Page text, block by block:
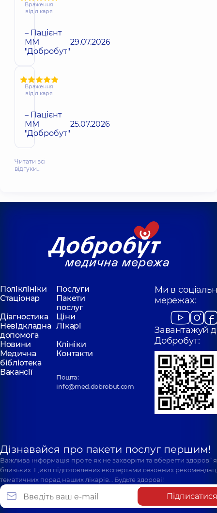
Враження
від лікаря
– Пацієнт
ММ
"Добробут"
29.07.2026
Враження
від лікаря
– Пацієнт
ММ
"Добробут"
25.07.2026
Читати всі
відгуки…
Поліклініки
Послуги
Стаціонар
Пакети
послуг
Діагностика
Ціни
Невідкладна
допомога
Лікарі
Новини
Клініки
Медична
бібліотека
Контакти
Вакансії
Пошта:
info@med.dobrobut.com
Ми в
мережах:
Завантажуй
Добробут:
Дізнавайся про пакети послуг першим!
Важлива інформація про те як не захворіти та вберегти
близьких. Цикл підготовлених експертами сезонних
тематичних порад наших лікарів… Будьте здорові!
Підписатися